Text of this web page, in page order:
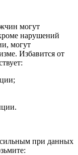
могут
нарушений
могут
Избавится от
сильным при данных